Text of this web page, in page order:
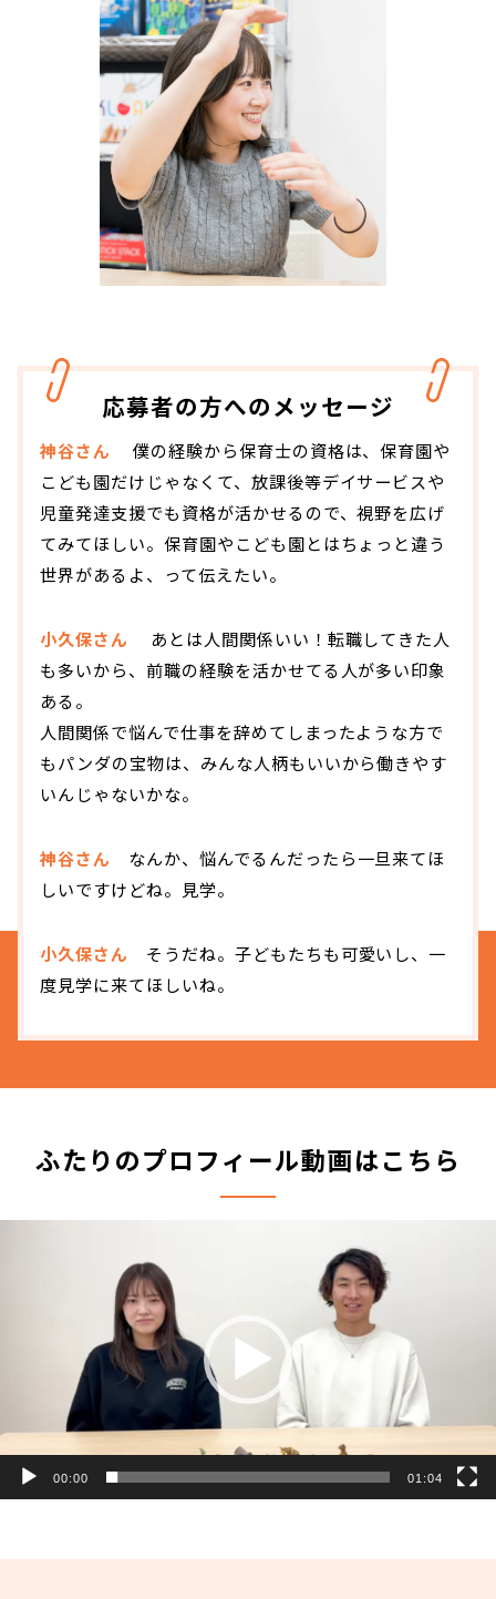
応募者の方へのメッセージ
神谷さん 僕の経験から保育士の資格は、保育園や
こども園だけじゃなくて、放課後等デイサービスや
児童発達支援でも資格が活かせるので、視野を広げ
てみてほしい。保育園やこども園とはちょっと違う
世界があるよ、って伝えたい。
小久保さん あとは人間関係いい！転職してきた人
も多いから、前職の経験を活かせてる人が多い印象
ある。
人間関係で悩んで仕事を辞めてしまったような方で
もパンダの宝物は、みんな人柄もいいから働きやす
いんじゃないかな。
神谷さん なんか、悩んでるんだったら一旦来てほ
しいですけどね。見学。
小久保さん そうだね。子どもたちも可愛いし、一
度見学に来てほしいね。
ふたりのプロフィール動画はこちら
00:00 01:04